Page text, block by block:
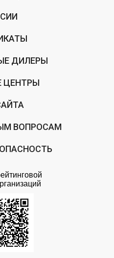
ДИЛЕРЫ
ЦЕНТРЫ
ВОПРОСАМ